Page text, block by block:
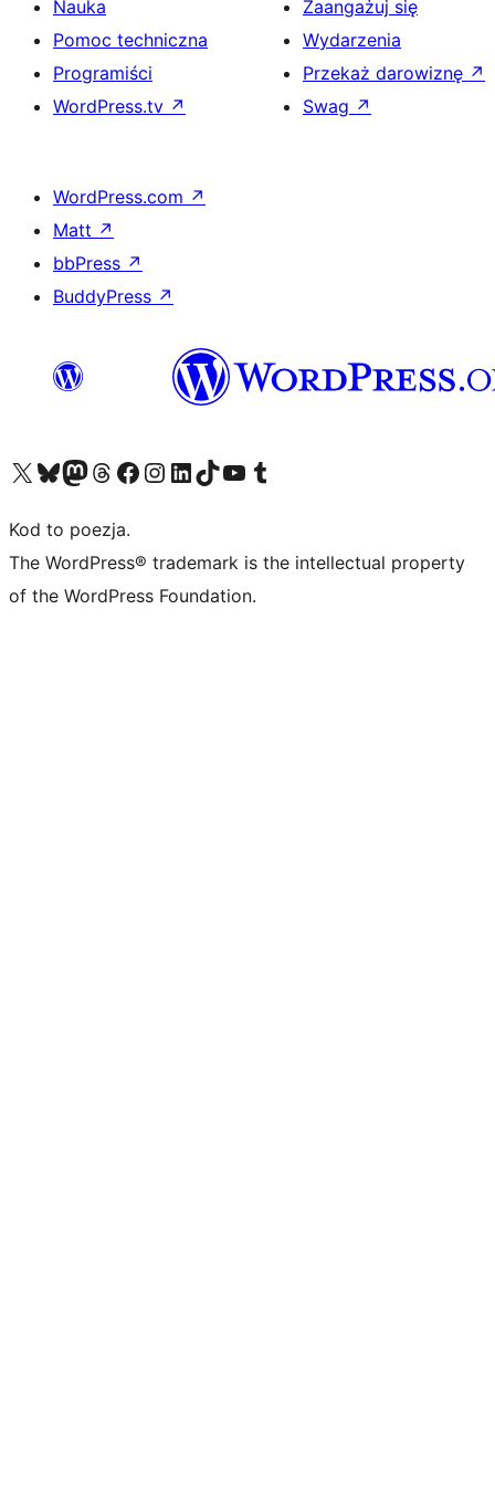
Nauka
Pomoc techniczna
Programiści
WordPress.tv ↗
Zaangażuj się
Wydarzenia
Przekaż darowiznę ↗
Swag ↗
WordPress.com ↗
Matt ↗
bbPress ↗
BuddyPress ↗
Odwiedź nasze konto X (dawniej Twitter)
Odwiedź nasze konto Bluesky
Odwiedź nasze konto na Mastodoncie
Odwiedź naszego Threadsa
Odwiedź naszego Facebooka
Odwiedź nasze konto na Instagramie
Odwiedź nasze konto na LinkedIn
Odwiedź naszego TikToka
Odwiedź nasz kanał YouTube
Odwiedź naszego Tumblra
Kod to poezja.
The WordPress® trademark is the intellectual property
of the WordPress Foundation.